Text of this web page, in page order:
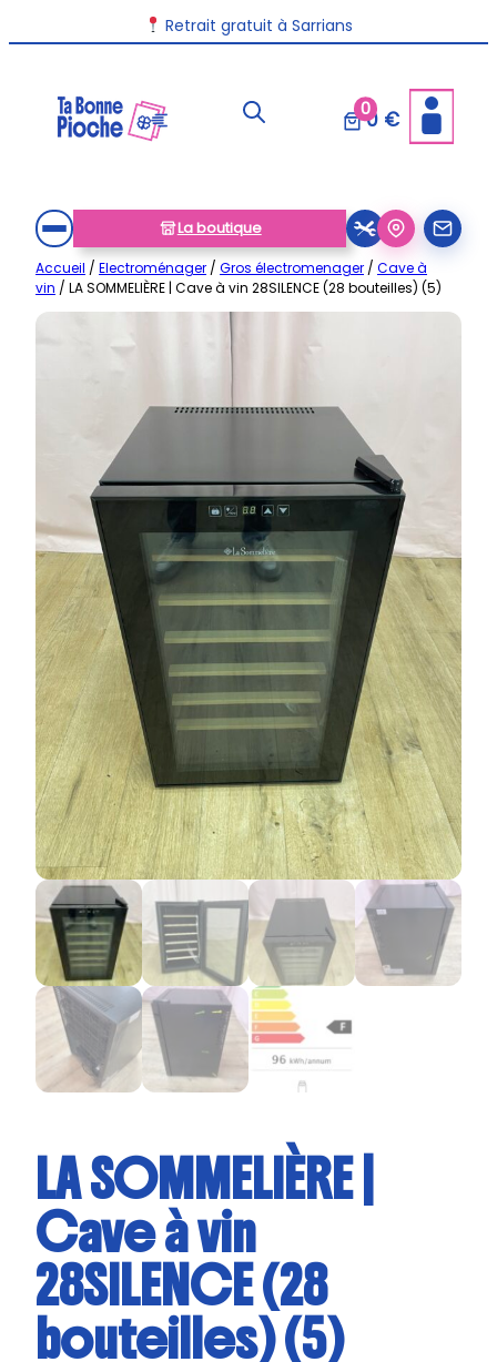
au
Retrait gratuit à Sarrians
Livraison disponible dans toute la France
00 €
La boutique
Accueil / Electroménager / Gros électromenager / Cave à
vin / LA SOMMELIÈRE | Cave à vin 28SILENCE (28 bouteilles) (5)
LA SOMMELIÈRE |
Cave à vin
28SILENCE (28
bouteilles) (5)